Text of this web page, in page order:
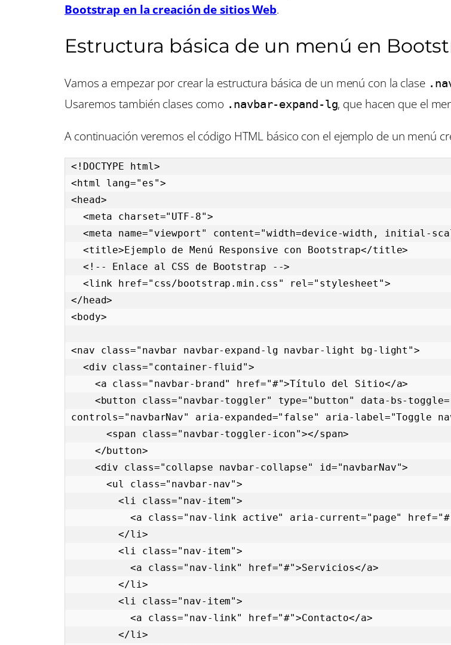
Bootstrap en la creación de sitios Web.
Estructura básica de un menú en
Vamos a empezar por crear la estructura básica de un menú con la clase
Usaremos también clases como .navbar-expand-lg, que hacen que el
A continuación veremos el código HTML básico con el ejemplo de un menú
<!DOCTYPE html>
<html lang="es">
<head>
</head>
<body>
<nav class="navbar navbar-expand-lg navbar-light bg-light">
controls="navbarNav" aria-expanded="false" aria-label="Toggle
      <span class="navbar-toggler-icon"></span>
      <ul class="navbar-nav">
        <li class="nav-item">
        </li>
        <li class="nav-item">
        </li>
        <li class="nav-item">
        </li>